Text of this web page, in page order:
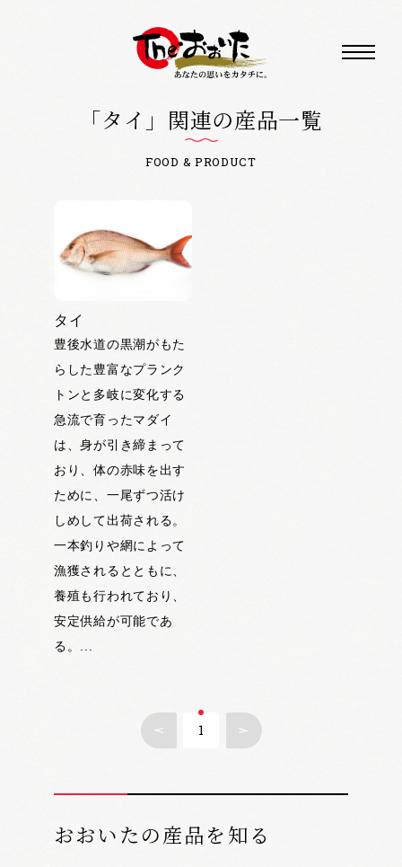
「タイ」関連の産品一覧
FOOD & PRODUCT
タイ
豊後水道の黒潮がもた
らした豊富なプランク
トンと多岐に変化する
急流で育ったマダイ
は、身が引き締まって
おり、体の赤味を出す
ために、一尾ずつ活け
しめして出荷される。
一本釣りや網によって
漁獲されるとともに、
養殖も行われており、
安定供給が可能であ
る。...
1
おおいたの産品を知る